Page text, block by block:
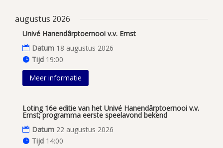
augustus 2026
Univé Hanendârptoernooi v.v. Emst
Datum 18 augustus 2026
Tijd 19:00
Meer informatie
Loting 16e editie van het Univé Hanendârptoernooi v.v.
Emst; programma eerste speelavond bekend
Datum 22 augustus 2026
Tijd 14:00